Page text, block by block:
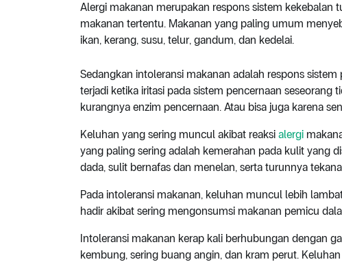
Alergi makanan merupakan respons sistem
makanan tertentu. Makanan yang paling umum
ikan, kerang, susu, telur, gandum, dan kedelai.
Sedangkan intoleransi makanan adalah respons
terjadi ketika iritasi pada sistem pencernaan
kurangnya enzim pencernaan. Atau bisa juga karena
Keluhan yang sering muncul akibat reaksi alergi
yang paling sering adalah kemerahan pada kulit yang
dada, sulit bernafas dan menelan, serta turunnya
Pada intoleransi makanan, keluhan muncul lebih
hadir akibat sering mengonsumsi makanan pemicu
Intoleransi makanan kerap kali berhubungan dengan
kembung, sering buang angin, dan kram perut.